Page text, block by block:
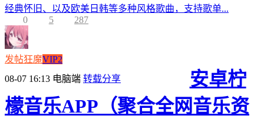
经典怀旧、以及欧美日韩等多种风格歌曲，支持歌单...
0
5 287
发帖狂魔VIP2
08-07 16:13 电脑端 转载分享
安卓柠
檬音乐APP（聚合全网音乐资